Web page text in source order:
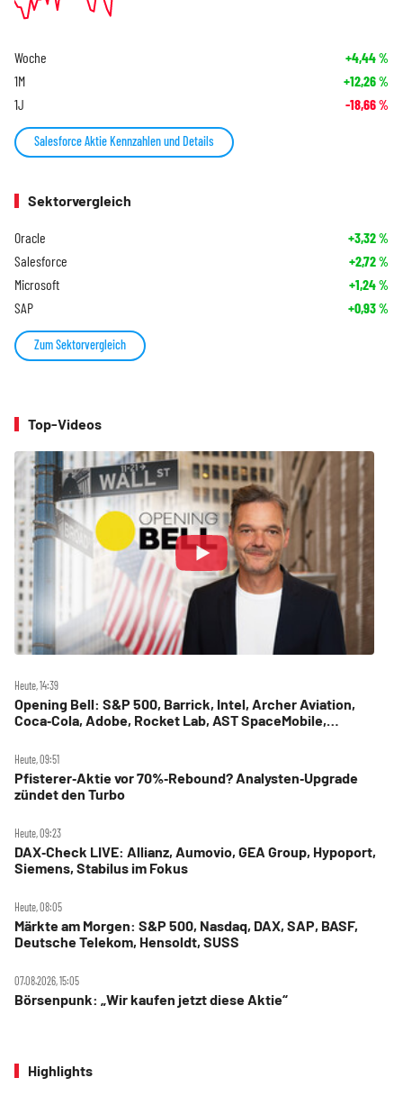
Woche +4,44%
1M +12,26%
1J -18,66%
Salesforce Aktie Kennzahlen und Details
Sektorvergleich
Oracle +3,32%
Salesforce +2,72%
Microsoft +1,24%
SAP +0,93%
Zum Sektorvergleich
Top-Videos
Heute, 14:39
Opening Bell: S&P 500, Barrick, Intel, Archer Aviation,
Coca‑Cola, Adobe, Rocket Lab, AST SpaceMobile,
Heute, 09:51
Pfisterer‑Aktie vor 70%‑Rebound? Analysten‑Upgrade
zündet den Turbo
Heute, 09:23
DAX‑Check LIVE: Allianz, Aumovio, GEA Group, Hypoport,
Siemens, Stabilus im Fokus
Heute, 08:05
Märkte am Morgen: S&P 500, Nasdaq, DAX, SAP, BASF,
Deutsche Telekom, Hensoldt, SUSS
07.08.2026, 15:05
Börsenpunk: „Wir kaufen jetzt diese Aktie“
Highlights